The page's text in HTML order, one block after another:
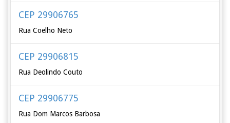
CEP 29906765
Rua Coelho Neto
CEP 29906815
Rua Deolindo Couto
CEP 29906775
Rua Dom Marcos Barbosa